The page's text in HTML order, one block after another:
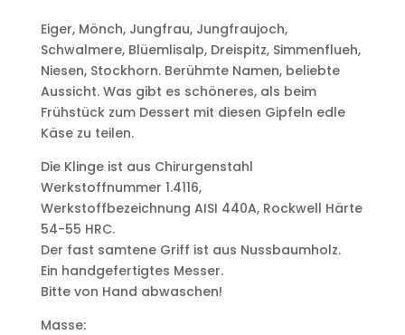
Eiger, Mönch, Jungfrau, Jungfraujoch,
Schwalmere, Blüemlisalp, Dreispitz, Simmenflueh,
Niesen, Stockhorn. Berühmte Namen, beliebte
Aussicht. Was gibt es schöneres, als beim
Frühstück zum Dessert mit diesen Gipfeln edle
Käse zu teilen.
Die Klinge ist aus Chirurgenstahl
Werkstoffnummer 1.4116,
Werkstoffbezeichnung AISI 440A, Rockwell Härte
54-55 HRC.
Der fast samtene Griff ist aus Nussbaumholz.
Ein handgefertigtes Messer.
Bitte von Hand abwaschen!
Masse: